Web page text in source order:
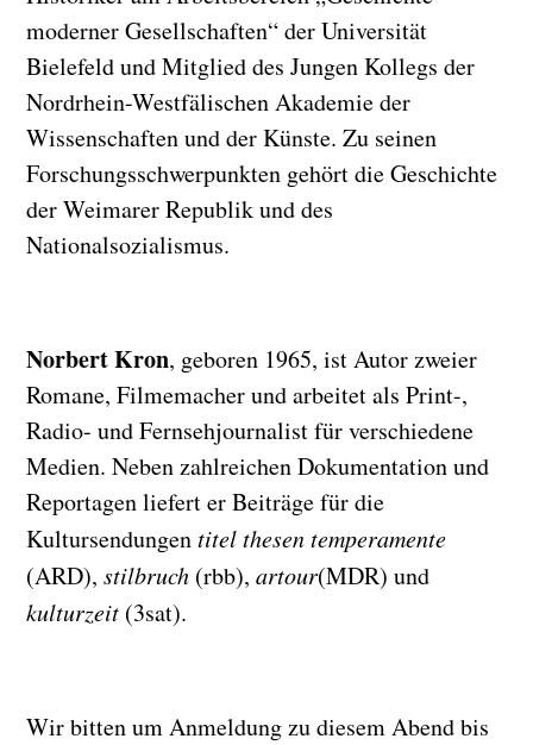
moderner Gesellschaften“ der Universität
Bielefeld und Mitglied des Jungen Kollegs der
Nordrhein-Westfälischen Akademie der
Wissenschaften und der Künste. Zu seinen
Forschungsschwerpunkten gehört die Geschichte
der Weimarer Republik und des
Nationalsozialismus.
Norbert Kron, geboren 1965, ist Autor zweier
Romane, Filmemacher und arbeitet als Print-,
Radio- und Fernsehjournalist für verschiedene
Medien. Neben zahlreichen Dokumentation und
Reportagen liefert er Beiträge für die
Kultursendungentitel thesen temperamente
(ARD),stilbruch (rbb),artour(MDR) und
kulturzeit (3sat).
Wir bitten um Anmeldung zu diesem Abend bis